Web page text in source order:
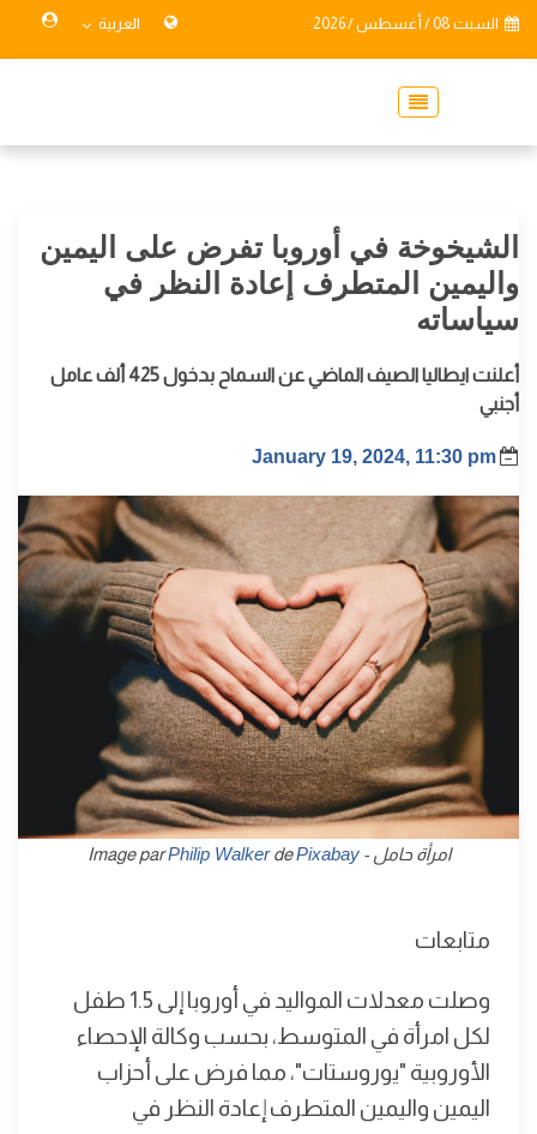
السبت 08 / أغسطس / 2026 العربية
الشيخوخة في أوروبا تفرض على اليمين
واليمين المتطرف إعادة النظر في
سياساته
أعلنت ايطاليا الصيف الماضي عن السماح بدخول 425 ألف عامل
أجنبي
January 19, 2024, 11:30 pm
امرأة حامل - Image par Philip WalkerdePixabay
متابعات
وصلت معدلات المواليد في أوروبا إلى 1.5 طفل
لكل امرأة في المتوسط، بحسب وكالة الإحصاء
الأوروبية "يوروستات"، مما فرض على أحزاب
اليمين واليمين المتطرف إعادة النظر في